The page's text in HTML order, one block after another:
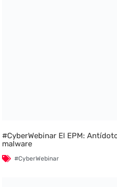
#CyberWebinar El EPM:
malware
#CyberWebinar